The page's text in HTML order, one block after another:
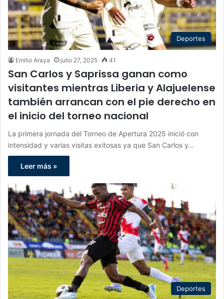
Deportes
Emilio Araya julio 27, 2025 41
San Carlos y Saprissa ganan como
visitantes mientras Liberia y Alajuelense
también arrancan con el pie derecho en
el inicio del torneo nacional
La primera jornada del Torneo de Apertura 2025 inició con
intensidad y varias visitas exitosas ya que San Carlos y…
Leer más »
Deportes